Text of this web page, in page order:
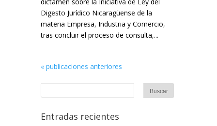
Digesto Jurídico Nicaragüense de la
materia Empresa, Industria y Comercio,
tras concluir el proceso de consulta,...
« publicaciones anteriores
Entradas recientes